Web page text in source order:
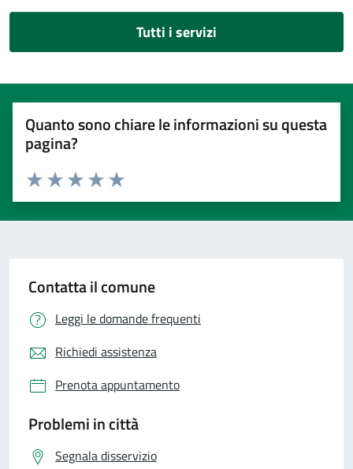
Tutti i servizi
Quanto sono chiare le informazioni su questa
pagina?
Valuta 5 stelle su 5
Valuta 4 stelle su 5
Valuta 3 stelle su 5
Valuta 2 stelle su 5
Valuta 1 stelle su 5
Contatta il comune
Leggi le domande frequenti
Richiedi assistenza
Prenota appuntamento
Problemi in città
Segnala disservizio